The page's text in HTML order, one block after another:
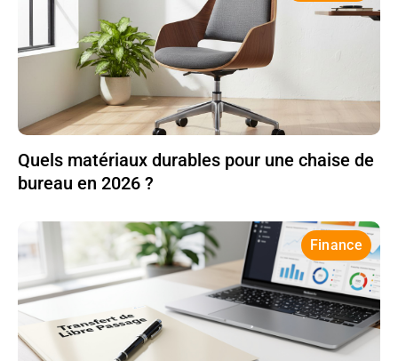
Quels matériaux durables pour une chaise de
bureau en 2026 ?
Finance